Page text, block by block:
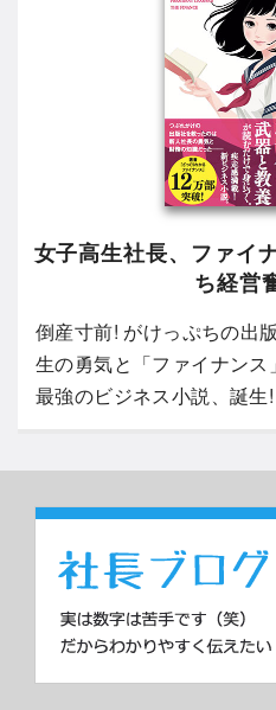
女子高生社長、ファイ
ち経営
倒産寸前! がけっぷちの出
生の勇気と「ファイナンス
最強のビジネス小説、誕生!